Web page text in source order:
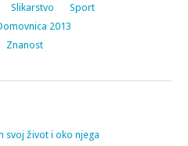
Slikarstvo
Sport
2013
Znanost
svoj život i oko njega